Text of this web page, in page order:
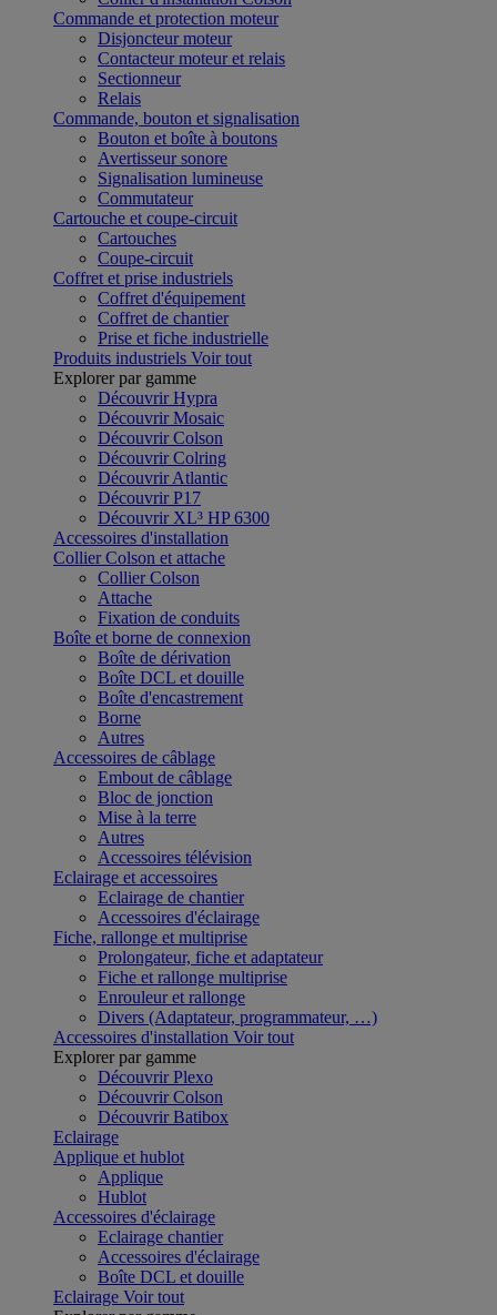
Commande et protection moteur
Disjoncteur moteur
Contacteur moteur et relais
Sectionneur
Relais
Commande, bouton et signalisation
Bouton et boîte à boutons
Avertisseur sonore
Signalisation lumineuse
Commutateur
Cartouche et coupe-circuit
Cartouches
Coupe-circuit
Coffret et prise industriels
Coffret d'équipement
Coffret de chantier
Prise et fiche industrielle
Produits industriels Voir tout
Explorer par gamme
Découvrir Hypra
Découvrir Mosaic
Découvrir Colson
Découvrir Colring
Découvrir Atlantic
Découvrir P17
Découvrir XL³ HP 6300
Accessoires d'installation
Collier Colson et attache
Collier Colson
Attache
Fixation de conduits
Boîte et borne de connexion
Boîte de dérivation
Boîte DCL et douille
Boîte d'encastrement
Borne
Autres
Accessoires de câblage
Embout de câblage
Bloc de jonction
Mise à la terre
Autres
Accessoires télévision
Eclairage et accessoires
Eclairage de chantier
Accessoires d'éclairage
Fiche, rallonge et multiprise
Prolongateur, fiche et adaptateur
Fiche et rallonge multiprise
Enrouleur et rallonge
Divers (Adaptateur, programmateur, …)
Accessoires d'installation Voir tout
Explorer par gamme
Découvrir Plexo
Découvrir Colson
Découvrir Batibox
Eclairage
Applique et hublot
Applique
Hublot
Accessoires d'éclairage
Eclairage chantier
Accessoires d'éclairage
Boîte DCL et douille
Eclairage Voir tout